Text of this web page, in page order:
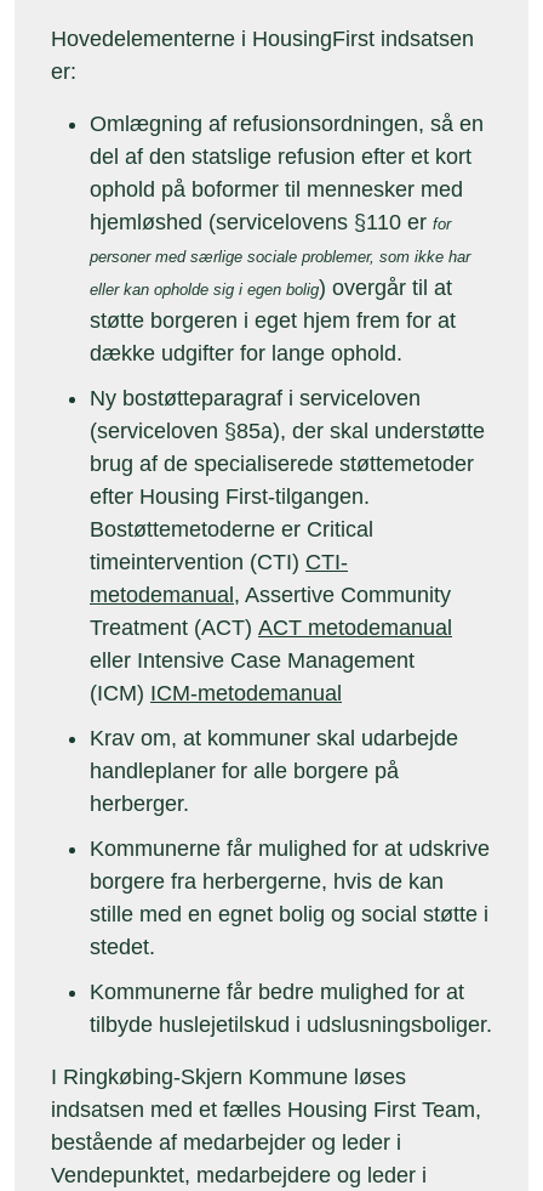
Hovedelementerne i HousingFirst indsatsen
er:
Omlægning af refusionsordningen, så en
del af den statslige refusion efter et kort
ophold på boformer til mennesker med
hjemløshed (servicelovens §110 er for
personer med særlige sociale problemer, som ikke har
eller kan opholde sig i egen bolig) overgår til at
støtte borgeren i eget hjem frem for at
dække udgifter for lange ophold.
Ny bostøtteparagraf i serviceloven
(serviceloven §85a), der skal understøtte
brug af de specialiserede støttemetoder
efter Housing First-tilgangen.
Bostøttemetoderne er Critical
timeintervention (CTI) CTI-
metodemanual , Assertive Community
Treatment (ACT) ACT metodemanual
eller Intensive Case Management
(ICM) ICM-metodemanual
Krav om, at kommuner skal udarbejde
handleplaner for alle borgere på
herberger.
Kommunerne får mulighed for at udskrive
borgere fra herbergerne, hvis de kan
stille med en egnet bolig og social støtte i
stedet.
Kommunerne får bedre mulighed for at
tilbyde huslejetilskud i udslusningsboliger.
I Ringkøbing-Skjern Kommune løses
indsatsen med et fælles Housing First Team,
bestående af medarbejder og leder i
Vendepunktet, medarbejdere og leder i